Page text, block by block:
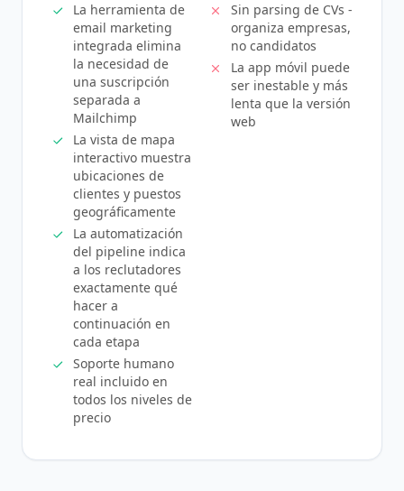
La herramienta de
email marketing
integrada elimina
la necesidad de
una suscripción
separada a
Mailchimp
La vista de mapa
interactivo muestra
ubicaciones de
clientes y puestos
geográficamente
La automatización
del pipeline indica
a los reclutadores
exactamente qué
hacer a
continuación en
cada etapa
Soporte humano
real incluido en
todos los niveles de
precio
Sin parsing de CVs -
organiza empresas,
no candidatos
La app móvil puede
ser inestable y más
lenta que la versión
web